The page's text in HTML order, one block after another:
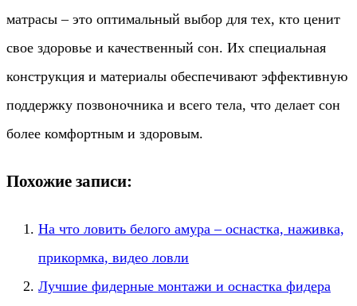
матрасы – это оптимальный выбор для тех, кто ценит
свое здоровье и качественный сон. Их специальная
конструкция и материалы обеспечивают эффективную
поддержку позвоночника и всего тела, что делает сон
более комфортным и здоровым.
Похожие записи:
На что ловить белого амура – оснастка, наживка,
прикормка, видео ловли
Лучшие фидерные монтажи и оснастка фидера